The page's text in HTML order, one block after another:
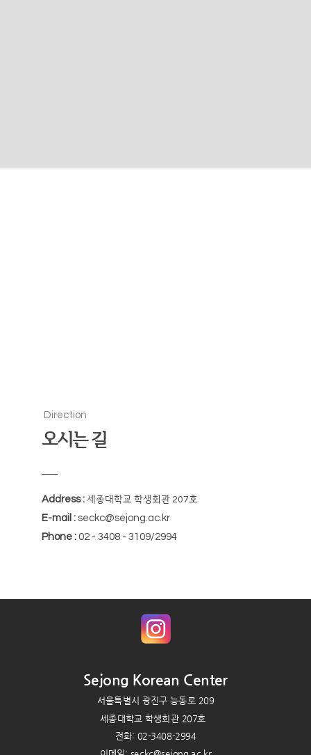
Direction
오시는 길
Address : 세종대학교 학생회관 207호
E-mail : seckc@sejong.ac.kr
Phone : 02 - 3408 - 3109/2994
Sejong Korean Center
서울특별시 광진구 능동로 209
세종대학교 학생회관 207호
전화: 02-3408-2994